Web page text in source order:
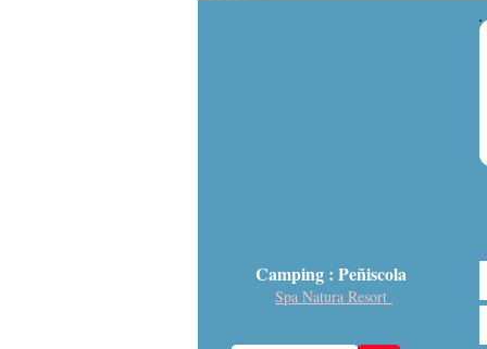
Camping : Peñiscola
Spa Natura Resort